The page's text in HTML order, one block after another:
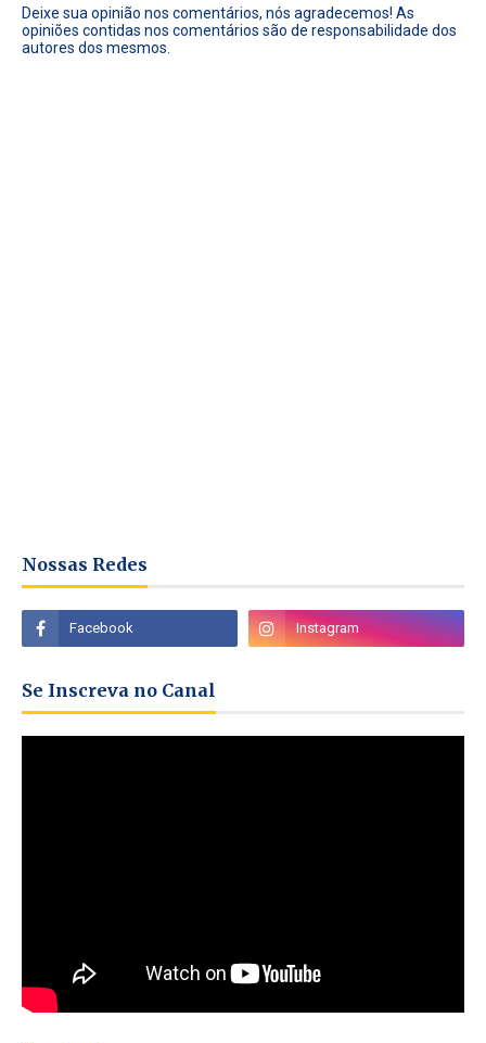
Deixe sua opinião nos comentários, nós agradecemos! As
opiniões contidas nos comentários são de responsabilidade dos
autores dos mesmos.
Nossas Redes
Se Inscreva no Canal